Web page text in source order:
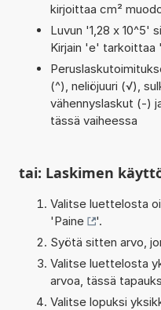
kirjoittaa cm²
Luvun '1,28 x 10^5'
Kirjain 'e' tarkoittaa
(^), neliöjuuri (√),
vähennyslaskut (-)
tässä vaiheessa
tai: Laskimen
Valitse luettelosta
'Paine
'.
Syötä sitten arvo,
Valitse luettelosta
arvoa, tässä
Valitse lopuksi